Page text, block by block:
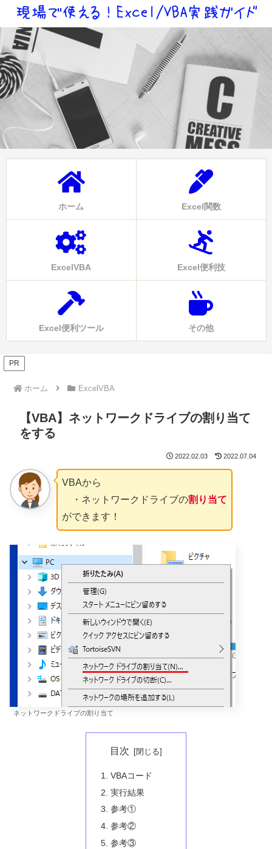
ホーム Excel関数
ExcelVBA Excel便利技
Excel便利ツール その他
PR
ホーム ExcelVBA
【VBA】ネットワークドライブの割り当て
をする
2022.02.03 2022.07.04
VBAから
・ネットワークドライブの割り当て
ができます！
ネットワークドライブの割り当て
目次
VBAコード
実行結果
参考①
参考②
参考③